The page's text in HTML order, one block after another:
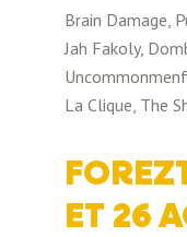
Brain Damage,
Jah Fakoly,
La Clique, The
ET 26